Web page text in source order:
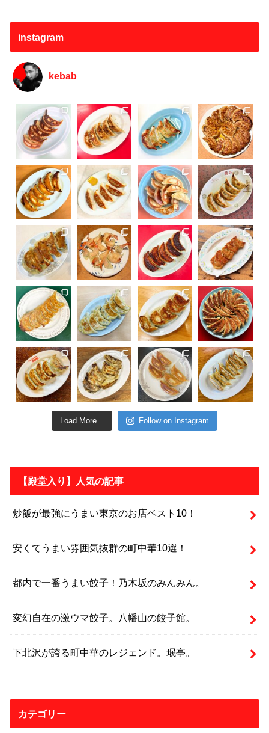
instagram
kebab
Load More... Follow on Instagram
【殿堂入り】人気の記事
炒飯が最強にうまい東京のお店ベスト10！
安くてうまい雰囲気抜群の町中華10選！
都内で一番うまい餃子！乃木坂のみんみん。
変幻自在の激ウマ餃子。八幡山の餃子館。
下北沢が誇る町中華のレジェンド。珉亭。
カテゴリー